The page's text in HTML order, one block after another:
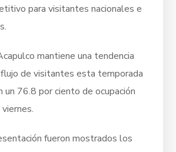
para visitantes nacionales e
mantiene una tendencia
de visitantes esta temporada
un 76.8 por ciento de ocupación
fueron mostrados los